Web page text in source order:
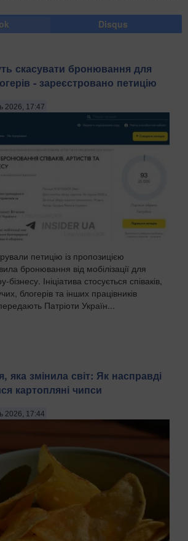
Disqus
скасувати бронювання для
- зареєстровано петицію
2026, 17:47
петицію із пропозицією
бронювання від мобілізації для
Ініціатива стосується співаків,
блогерів та інших працівників
Патріоти Україн...
яка змінила світ: Як насправді
картопляні чипси
2026, 17:44